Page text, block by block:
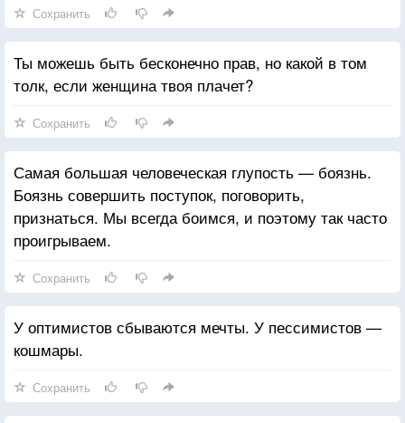
Сохранить
Ты можешь быть бесконечно прав, но какой в том
толк, если женщина твоя плачет?
Сохранить
Самая большая человеческая глупость — боязнь.
Боязнь совершить поступок, поговорить,
признаться. Мы всегда боимся, и поэтому так часто
проигрываем.
Сохранить
У оптимистов сбываются мечты. У пессимистов —
кошмары.
Сохранить